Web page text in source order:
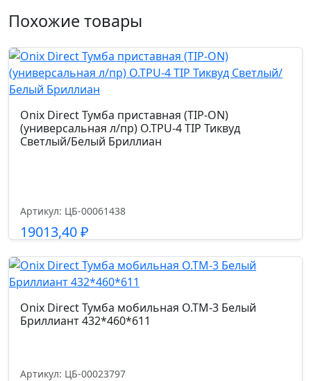
с
ящиками
O.TS-
11
Тиквуд
Светлый
1100*460*576
Похожие товары
Onix Direct Тумба приставная (TIP-ON)
(универсальная л/пр) O.TPU-4 TIP Тиквуд
Светлый/Белый Бриллиан
Артикул: ЦБ-00061438
19013,40₽
Подробнее
Onix Direct Тумба мобильная O.TM-3 Белый
Бриллиант 432*460*611
Артикул: ЦБ-00023797